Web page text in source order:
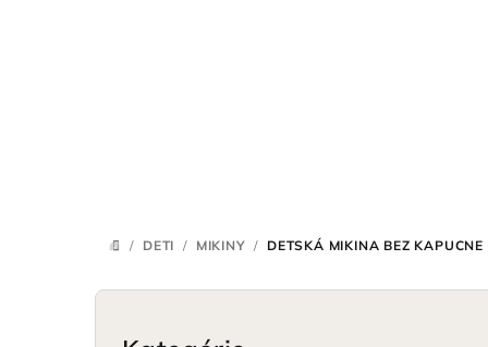
DOMOV
/ DETI / MIKINY / DETSKÁ MIKINA BEZ
B